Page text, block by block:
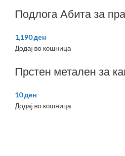
Подлога Абита за
1,190ден
Додај во кошница
Прстен метален за
10ден
Додај во кошница